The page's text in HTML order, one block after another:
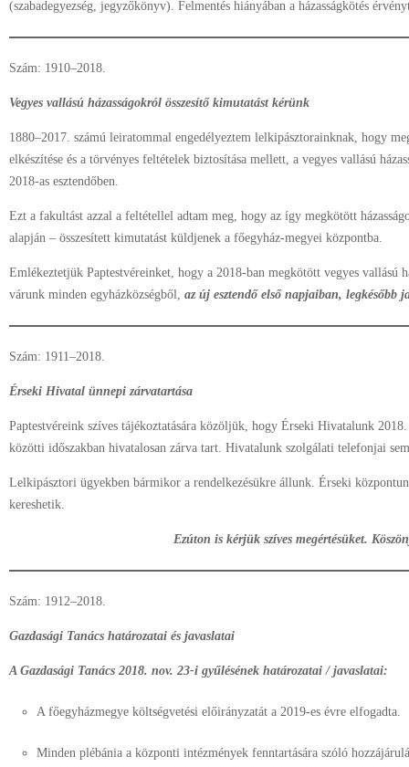
(szabadegyezség, jegyzőkönyv). Felmentés hiányában a házasságkötés
Szám: 1910–2018.
Vegyes vallású házasságokról összesítő kimutatást kérünk
1880–2017. számú leiratommal engedélyeztem lelkipásztorainknak, hogy
elkészítése és a törvényes feltételek biztosítása mellett, a vegyes vallású
2018-as esztendőben.
Ezt a fakultást azzal a feltétellel adtam meg, hogy az így megkötött
alapján – összesített kimutatást küldjenek a főegyház-megyei központba.
Emlékeztetjük Paptestvéreinket, hogy a 2018-ban megkötött vegyes vallású
várunk minden egyházközségből, az új esztendő első napjaiban, legkésőbb
Szám: 1911–2018.
Érseki Hivatal ünnepi zárvatartása
Paptestvéreink szíves tájékoztatására közöljük, hogy Érseki Hivatalunk
közötti időszakban hivatalosan zárva tart. Hivatalunk szolgálati telefonjai
Lelkipásztori ügyekben bármikor a rendelkezésükre állunk. Érseki
kereshetik.
Ezúton is kérjük szíves megértésüket.
Szám: 1912–2018.
Gazdasági Tanács határozatai és javaslatai
A Gazdasági Tanács 2018. nov. 23-i gyűlésének határozatai / javaslatai:
A főegyházmegye költségvetési előirányzatát a 2019-es évre elfogadta.
Minden plébánia a központi intézmények fenntartására szóló